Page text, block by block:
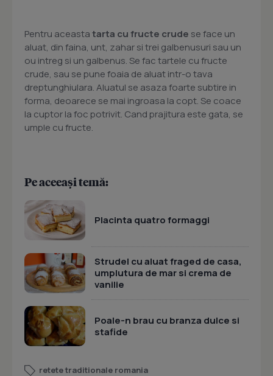
Pentru aceastatarta cu fructe crude se face un
aluat, din faina, unt, zahar si trei galbenusuri sau un
ou intreg si un galbenus. Se fac tartele cu fructe
crude, sau se pune foaia de aluat intr-o tava
dreptunghiulara. Aluatul se asaza foarte subtire in
forma, deoarece se mai ingroasa la copt. Se coace
la cuptor la foc potrivit. Cand prajitura este gata, se
umple cu fructe.
Pe aceeași temă:
Placinta quatro formaggi
Strudel cu aluat fraged de casa,
umplutura de mar si crema de
vanilie
Poale-n brau cu branza dulce si
stafide
retete traditionale romania